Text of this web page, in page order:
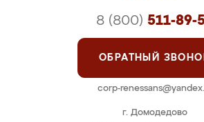
г. Домодедово
8 (800) 511-89-
ОБРАТНЫЙ
corp-